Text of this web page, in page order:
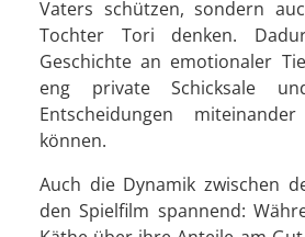
Vaters schützen, sondern
Tochter Tori denken.
Geschichte an emotionaler
eng private Schicksale
Entscheidungen
können.
Auch die Dynamik zwischen
den Spielfilm spannend: